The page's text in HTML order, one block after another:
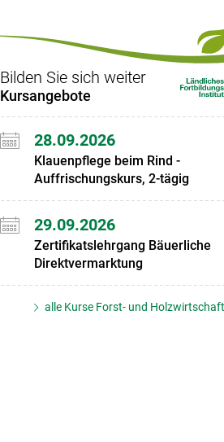
Bilden Sie sich weiter
Kursangebote
28.09.2026
Klauenpflege beim Rind -
Auffrischungskurs, 2-tägig
29.09.2026
Zertifikatslehrgang Bäuerliche
Direktvermarktung
alle Kurse Forst- und